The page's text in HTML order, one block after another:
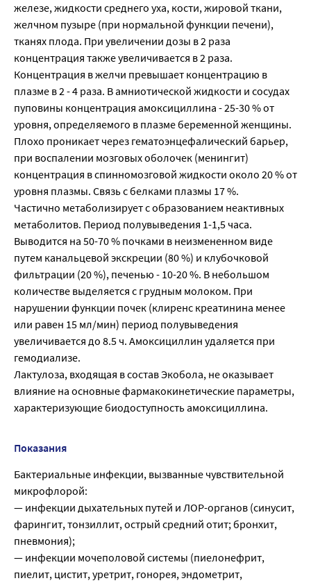
железе, жидкости среднего уха, кости, жировой ткани,
желчном пузыре (при нормальной функции печени),
тканях плода. При увеличении дозы в 2 раза
концентрация также увеличивается в 2 раза.
Концентрация в желчи превышает концентрацию в
плазме в 2 - 4 раза. В амниотической жидкости и сосудах
пуповины концентрация амоксициллина - 25-30 % от
уровня, определяемого в плазме беременной женщины.
Плохо проникает через гематоэнцефалический барьер,
при воспалении мозговых оболочек (менингит)
концентрация в спинномозговой жидкости около 20 % от
уровня плазмы. Связь с белками плазмы 17 %.
Частично метаболизирует с образованием неактивных
метаболитов. Период полувыведения 1-1,5 часа.
Выводится на 50-70 % почками в неизмененном виде
путем канальцевой экскреции (80 %) и клубочковой
фильтрации (20 %), печенью - 10-20 %. В небольшом
количестве выделяется с грудным молоком. При
нарушении функции почек (клиренс креатинина менее
или равен 15 мл/мин) период полувыведения
увеличивается до 8.5 ч. Амоксициллин удаляется при
гемодиализе.
Лактулоза, входящая в состав Экобола, не оказывает
влияние на основные фармакокинетические параметры,
характеризующие биодоступность амоксициллина.
Показания
Бактериальные инфекции, вызванные чувствительной
микрофлорой:
— инфекции дыхательных путей и ЛОР-органов (синусит,
фарингит, тонзиллит, острый средний отит; бронхит,
пневмония);
— инфекции мочеполовой системы (пиелонефрит,
пиелит, цистит, уретрит, гонорея, эндометрит,